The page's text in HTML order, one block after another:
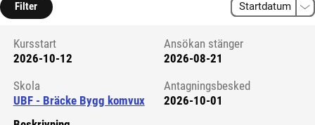
Filter
Kursstart 6295489
Kursstart
2026-10-12
Ansökan stänger
2026-08-21
Skola
UBF - Bräcke Bygg komvux
Antagningsbesked
2026-10-01